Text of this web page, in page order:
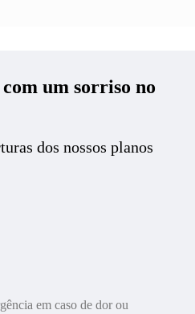
um sorriso no
dos nossos planos
em caso de dor ou